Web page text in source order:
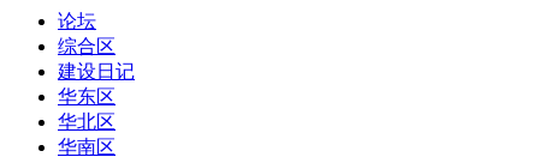
论坛
综合区
建设日记
华东区
华北区
华南区